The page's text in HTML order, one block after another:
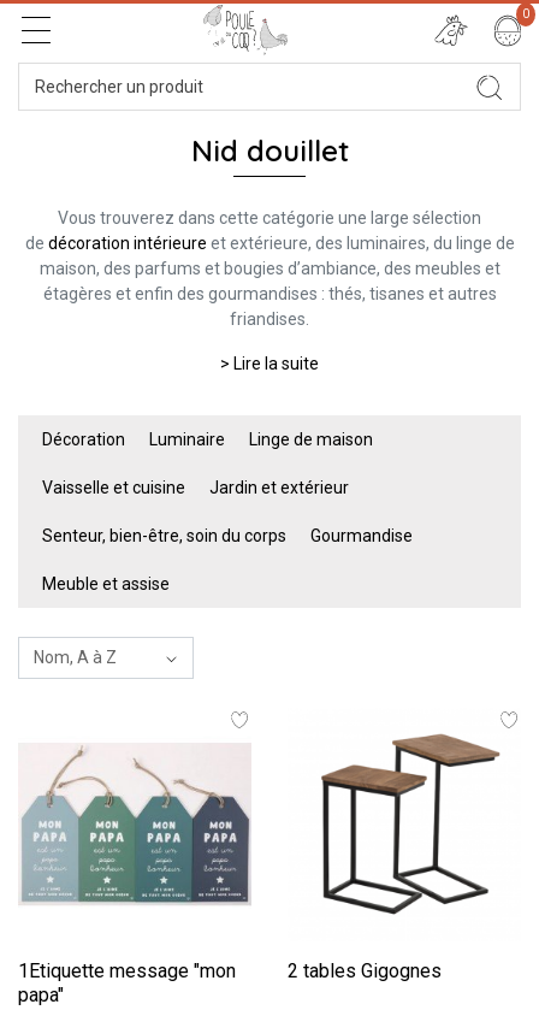
0
Nid douillet
Vous trouverez dans cette catégorie une large sélection
de décoration intérieure et extérieure, des luminaires, du linge de
maison, des parfums et bougies d’ambiance, des meubles et
étagères et enfin des gourmandises : thés, tisanes et autres
friandises.
> Lire la suite
Décoration Luminaire Linge de maison
Vaisselle et cuisine Jardin et extérieur
Senteur, bien-être, soin du corps Gourmandise
Meuble et assise
1Etiquette message "mon
papa"
2 tables Gigognes